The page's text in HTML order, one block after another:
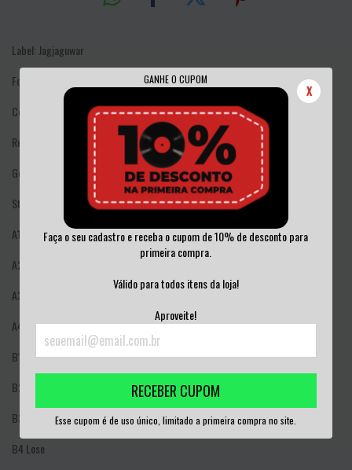
GANHE O CUPOM
X
Faça o seu cadastro e receba o cupom de 10% de desconto para
primeira compra.
Válido para todos itens da loja!
Aproveite!
RECEBER CUPOM
Esse cupom é de uso único, limitado a primeira compra no site.
Label: Jagjaguwar
Format: Vinyl, LP, Album, Reissue
Country: USA & Canada
Released: 2011
Genre: Rock
Style: Indie Rock
A1
Little Fury Things
A2
A3
A4
The Lung
B1
Raisans
B2
B3
B4 Lose